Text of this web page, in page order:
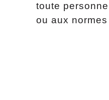
toute
ou aux